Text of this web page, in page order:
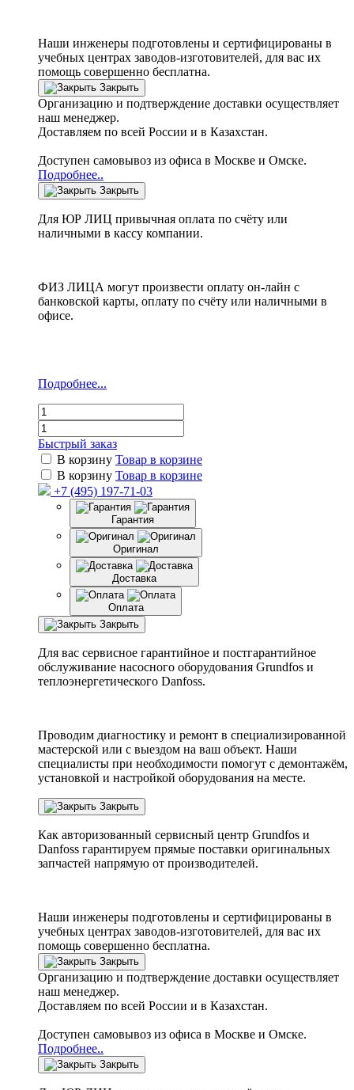
Наши инженеры подготовлены и сертифицированы в
учебных центрах заводов-изготовителей, для вас их
помощь совершенно бесплатна.
Закрыть
Организацию и подтверждение доставки осуществляет
наш менеджер.
Доставляем по всей России и в Казахстан.
Доступен самовывоз из офиса в Москве и Омске.
Подробнее..
Закрыть
Для ЮР ЛИЦ привычная оплата по счёту или
наличными в кассу компании.
ФИЗ ЛИЦА могут произвести оплату он-лайн с
банковской карты, оплату по счёту или наличными в
офисе.
Подробнее...
Быстрый заказ
В корзину Товар в корзине
В корзину Товар в корзине
+7 (495) 197-71-03
Гарантия
Оригинал
Доставка
Оплата
Закрыть
Для вас сервисное гарантийное и постгарантийное
обслуживание насосного оборудования Grundfos и
теплоэнергетического Danfoss.
Проводим диагностику и ремонт в специализированной
мастерской или с выездом на ваш объект. Наши
специалисты при необходимости помогут с демонтажём,
установкой и настройкой оборудования на месте.
Закрыть
Как авторизованный сервисный центр Grundfos и
Danfoss гарантируем прямые поставки оригинальных
запчастей напрямую от производителей.
Наши инженеры подготовлены и сертифицированы в
учебных центрах заводов-изготовителей, для вас их
помощь совершенно бесплатна.
Закрыть
Организацию и подтверждение доставки осуществляет
наш менеджер.
Доставляем по всей России и в Казахстан.
Доступен самовывоз из офиса в Москве и Омске.
Подробнее..
Закрыть